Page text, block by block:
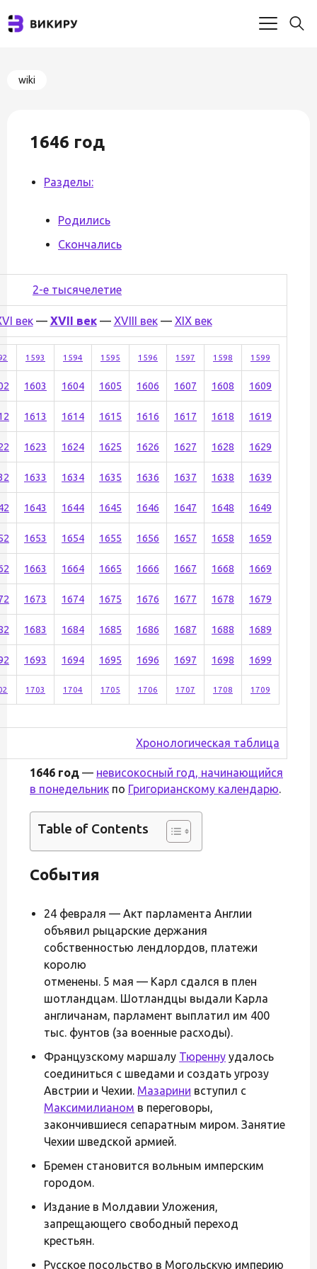
wiki
1646 год
Разделы:
Родились
Скончались
2-е тысячелетие
век— XVII век— XVIII век— XIX век
1593 1594 1595 1596 1597 1598 1599
1603 1604 1605 1606 1607 1608 1609
1613 1614 1615 1616 1617 1618 1619
1623 1624 1625 1626 1627 1628 1629
1633 1634 1635 1636 1637 1638 1639
1643 1644 1645 1646 1647 1648 1649
1653 1654 1655 1656 1657 1658 1659
1663 1664 1665 1666 1667 1668 1669
1673 1674 1675 1676 1677 1678 1679
1683 1684 1685 1686 1687 1688 1689
1693 1694 1695 1696 1697 1698 1699
1703 1704 1705 1706 1707 1708 1709
Хронологическая таблица
1646 год — невисокосный год, начинающийся
в понедельник по Григорианскому календарю.
Table of Contents
События
24 февраля — Акт парламента Англии
объявил рыцарские держания
собственностью лендлордов, платежи
королю
отменены. 5 мая — Карл сдался в плен
шотландцам. Шотландцы выдали Карла
англичанам, парламент выплатил им 400
тыс. фунтов (за военные расходы).
Французскому маршалу Тюренну удалось
соединиться с шведами и создать угрозу
Австрии и Чехии. Мазарини вступил с
Максимилианом в переговоры,
закончившиеся сепаратным миром. Занятие
Чехии шведской армией.
Бремен становится вольным имперским
городом.
Издание в Молдавии Уложения,
запрещающего свободный переход
крестьян.
Русское посольство в Могольскую империю